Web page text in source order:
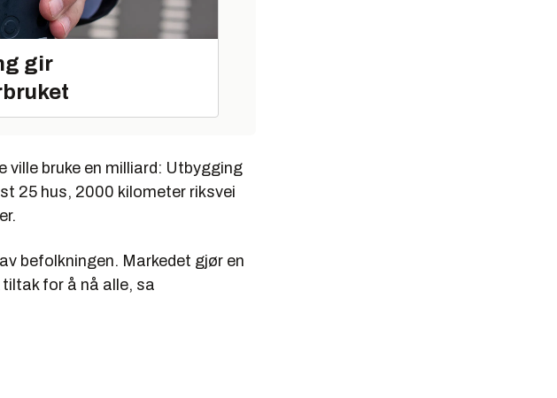
gir
ville bruke en milliard: Utbygging
25 hus, 2000 kilometer riksvei
befolkningen. Markedet gjør en
tiltak for å nå alle, sa